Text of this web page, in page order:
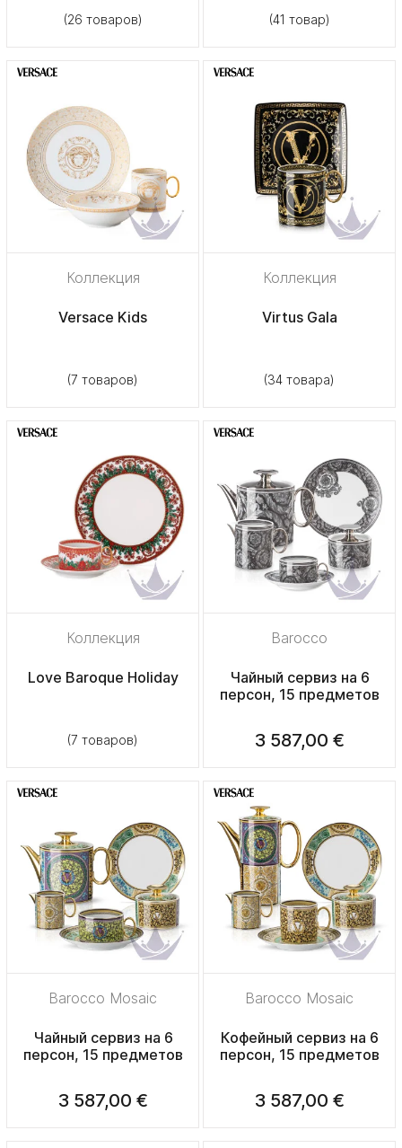
(26 товаров) (41 товар)
Коллекция
Versace Kids
(7 товаров)
Коллекция
Virtus Gala
(34 товара)
Коллекция
Love Baroque Holiday
(7 товаров)
Barocco
Чайный сервиз на 6
персон, 15 предметов
3 587,00 €
Barocco Mosaic
Чайный сервиз на 6
персон, 15 предметов
3 587,00 €
Barocco Mosaic
Кофейный сервиз на 6
персон, 15 предметов
3 587,00 €